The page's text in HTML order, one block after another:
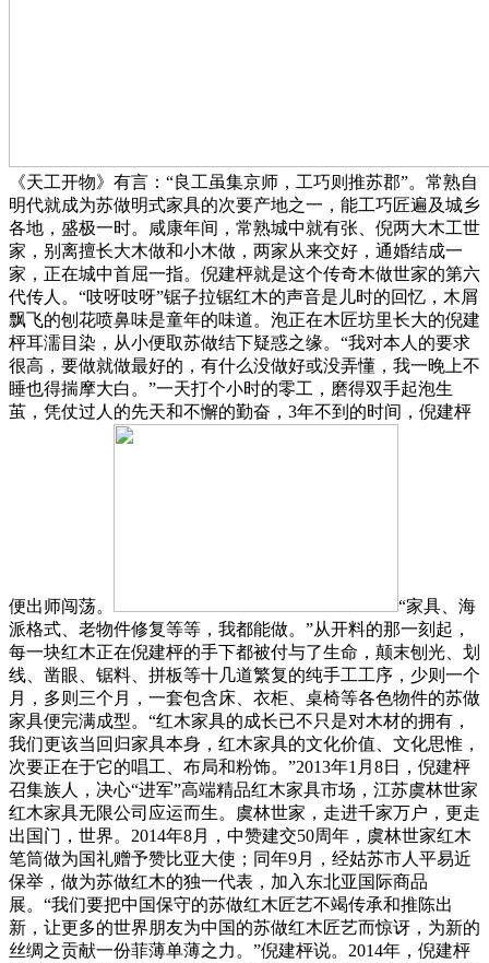
《天工开物》有言：“良工虽集京师，工巧则推苏郡”。常熟自
明代就成为苏做明式家具的次要产地之一，能工巧匠遍及城乡
各地，盛极一时。咸康年间，常熟城中就有张、倪两大木工世
家，别离擅长大木做和小木做，两家从来交好，通婚结成一
家，正在城中首屈一指。倪建枰就是这个传奇木做世家的第六
代传人。“吱呀吱呀”锯子拉锯红木的声音是儿时的回忆，木屑
飘飞的刨花喷鼻味是童年的味道。泡正在木匠坊里长大的倪建
枰耳濡目染，从小便取苏做结下疑惑之缘。“我对本人的要求
很高，要做就做最好的，有什么没做好或没弄懂，我一晚上不
睡也得揣摩大白。”一天打个小时的零工，磨得双手起泡生
茧，凭仗过人的先天和不懈的勤奋，3年不到的时间，倪建枰
便出师闯荡。
“家具、海
派格式、老物件修复等等，我都能做。”从开料的那一刻起，
每一块红木正在倪建枰的手下都被付与了生命，颠末刨光、划
线、凿眼、锯料、拼板等十几道繁复的纯手工工序，少则一个
月，多则三个月，一套包含床、衣柜、桌椅等各色物件的苏做
家具便完满成型。“红木家具的成长已不只是对木材的拥有，
我们更该当回归家具本身，红木家具的文化价值、文化思惟，
次要正在于它的唱工、布局和粉饰。”2013年1月8日，倪建枰
召集族人，决心“进军”高端精品红木家具市场，江苏虞林世家
红木家具无限公司应运而生。虞林世家，走进千家万户，更走
出国门，世界。2014年8月，中赞建交50周年，虞林世家红木
笔筒做为国礼赠予赞比亚大使；同年9月，经姑苏市人平易近
保举，做为苏做红木的独一代表，加入东北亚国际商品
展。“我们要把中国保守的苏做红木匠艺不竭传承和推陈出
新，让更多的世界朋友为中国的苏做红木匠艺而惊讶，为新的
丝绸之贡献一份菲薄单薄之力。”倪建枰说。2014年，倪建枰